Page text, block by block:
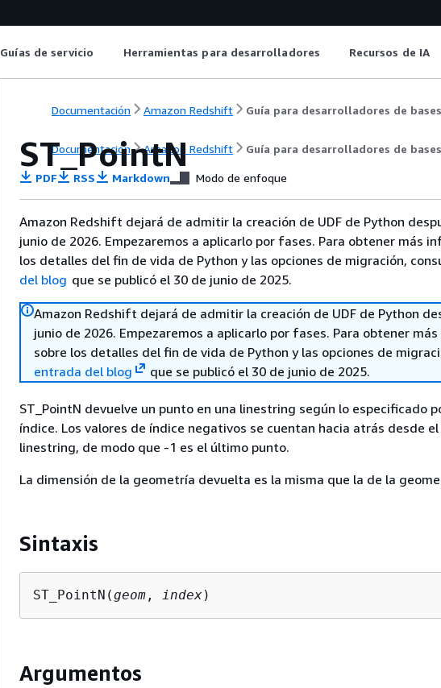
Guías de servicio Herramientas para desarrolladores Recursos de IA
Documentación Amazon Redshift Guía para desarrolladores de
Documentación Amazon Redshift Guía para desarrolladores de
ST_PointN
PDF RSS Markdown Modo de enfoque
Amazon Redshift dejará de admitir la creación de UDF de Python
junio de 2026. Empezaremos a aplicarlo por fases. Para obtener más
los detalles del fin de vida de Python y las opciones de migración,
del blog que se publicó el 30 de junio de 2025.
Amazon Redshift dejará de admitir la creación de UDF de Python
junio de 2026. Empezaremos a aplicarlo por fases. Para obtener
sobre los detalles del fin de vida de Python y las opciones de
entrada del blog
que se publicó el 30 de junio de 2025.
ST_PointN devuelve un punto en una linestring según lo especificado
índice. Los valores de índice negativos se cuentan hacia atrás desde
linestring, de modo que -1 es el último punto.
La dimensión de la geometría devuelta es la misma que la de la
Sintaxis
ST_PointN(geom , index)
Argumentos